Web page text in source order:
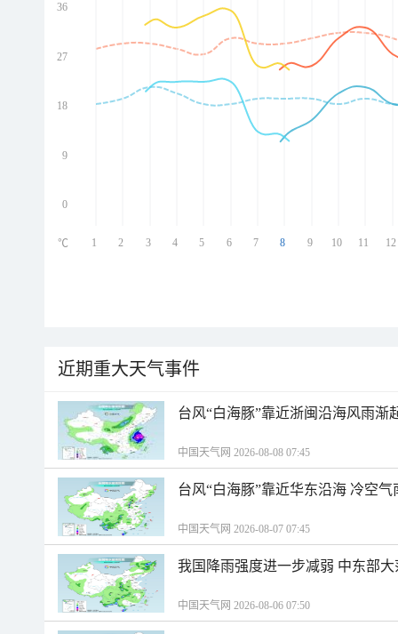
36
27
18
9
0
1 2 3 4 5 6 7 8 9 10 11 12
℃
近期重大天气事件
台风“白海豚”靠近浙闽沿海风雨渐
中国天气网 2026-08-08 07:45
台风“白海豚”靠近华东沿海 冷空
中国天气网 2026-08-07 07:45
我国降雨强度进一步减弱 中东部
中国天气网 2026-08-06 07:50